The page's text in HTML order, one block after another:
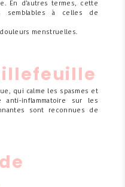
En d’autres termes, cette
semblables à celles de
menstruelles.
qui calme les spasmes et
inflammatoire sur les
sont reconnues de